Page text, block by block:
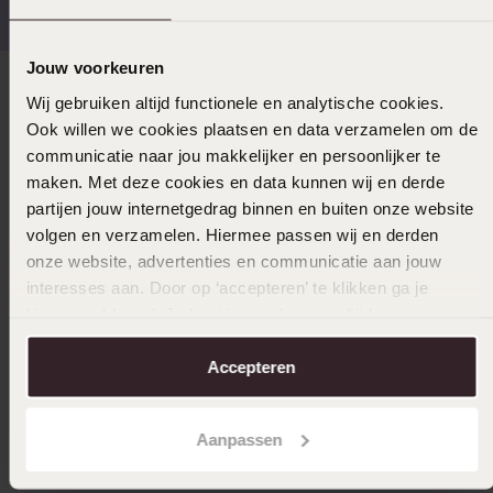
Jouw voorkeuren
Wij gebruiken altijd functionele en analytische cookies.
Ook willen we cookies plaatsen en data verzamelen om de
communicatie naar jou makkelijker en persoonlijker te
maken. Met deze cookies en data kunnen wij en derde
partijen jouw internetgedrag binnen en buiten onze website
volgen en verzamelen. Hiermee passen wij en derden
onze website, advertenties en communicatie aan jouw
interesses aan. Door op ‘accepteren’ te klikken ga je
aanpassen. Lees er meer over in onscookiebeleid.
Accepteren
Aanpassen
Direct naar
Over Lucardi
Klantenservice
Word member en ontvang altijd minimaal 10% korting
op al jouw aankopen